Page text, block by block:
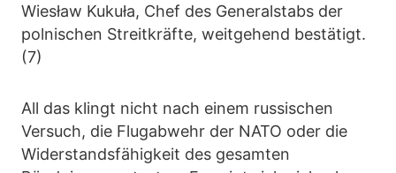
Wiesław Kukuła, Chef des Generalstabs der
polnischen Streitkräfte, weitgehend bestätigt.
(7)
All das klingt nicht nach einem russischen
Versuch, die Flugabwehr der NATO oder die
Widerstandsfähigkeit des gesamten